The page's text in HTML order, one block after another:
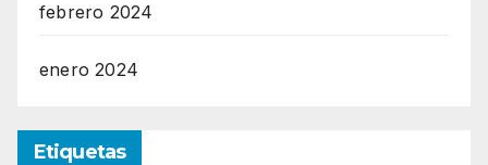
febrero 2024
enero 2024
Etiquetas